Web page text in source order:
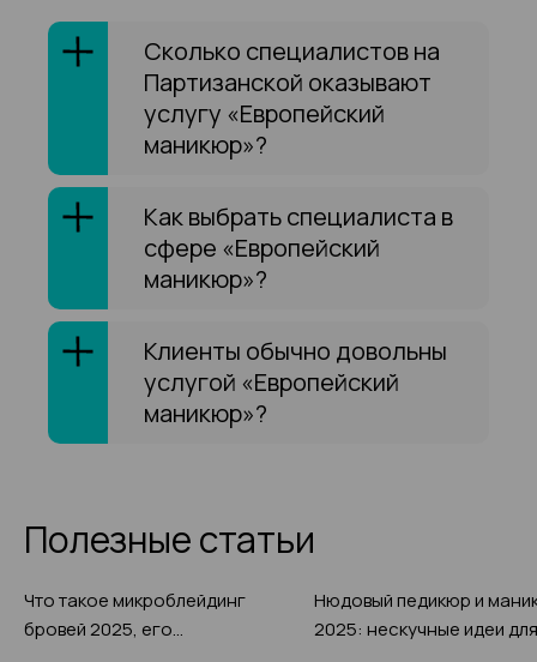
Сколько специалистов на
Партизанской оказывают
услугу «Европейский
маникюр»?
Как выбрать специалиста в
сфере «Европейский
маникюр»?
Клиенты обычно довольны
услугой «Европейский
маникюр»?
Полезные статьи
Что такое микроблейдинг
бровей 2025, его
Нюдовый педикюр и
2025: нескучные идеи для